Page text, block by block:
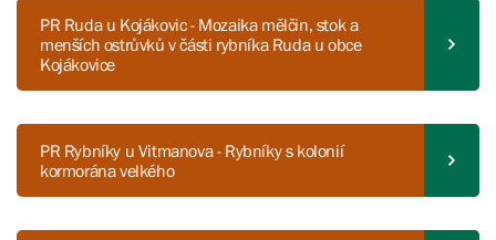
PR Ruda u Kojákovic - Mozaika mělčin, stok a
menších ostrůvků v části rybníka Ruda u obce
Kojákovice
PR Rybníky u Vitmanova - Rybníky s kolonií
kormorána velkého